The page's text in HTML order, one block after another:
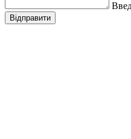
Відправити